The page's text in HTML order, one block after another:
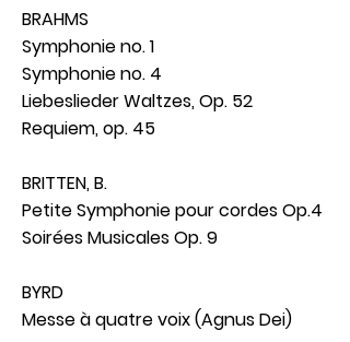
BRAHMS
Symphonie no. 1
Symphonie no. 4
Liebeslieder Waltzes, Op. 52
Requiem, op. 45
BRITTEN, B.
Petite Symphonie pour cordes Op.4
Soirées Musicales Op. 9
BYRD
Messe à quatre voix (Agnus Dei)